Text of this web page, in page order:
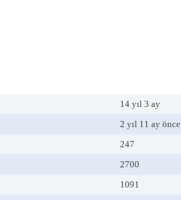
14 yıl 3 ay
2 yıl 11 ay önce
247
2700
1091